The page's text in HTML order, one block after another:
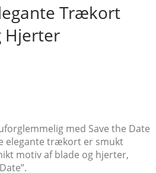
Trækort
Hjerter
med Save the Date
elegante trækort er smukt
motiv af blade og hjerter,